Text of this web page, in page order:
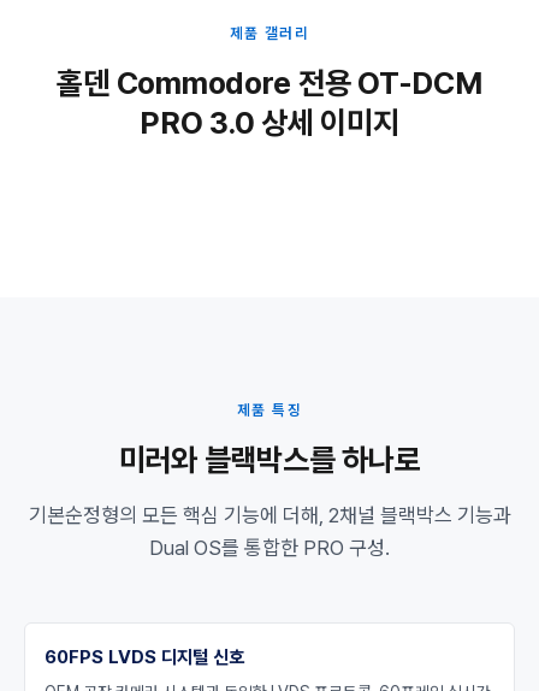
제품 갤러리
홀덴 Commodore 전용 OT-DCM
PRO 3.0 상세 이미지
제품 특징
미러와 블랙박스를 하나로
기본순정형의 모든 핵심 기능에 더해, 2채널 블랙박스 기능과
Dual OS를 통합한 PRO 구성.
60FPS LVDS 디지털 신호